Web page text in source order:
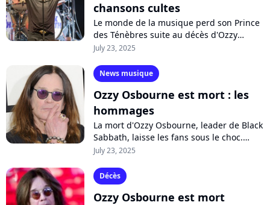
chansons cultes
Le monde de la musique perd son Prince
des Ténèbres suite au décès d'Ozzy
Osbourne. De Black Sabbath à ses débuts
July 23, 2025
News musique
Ozzy Osbourne est mort : les
hommages
La mort d'Ozzy Osbourne, leader de Black
Sabbath, laisse les fans sous le choc.
D'Elton John à Lady Gaga en passant par
July 23, 2025
Décès
Ozzy Osbourne est mort